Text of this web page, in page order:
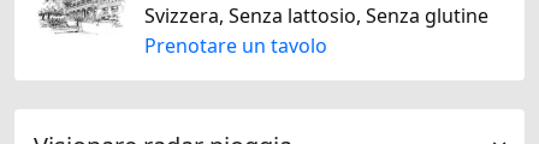
Svizzera, Senza lattosio, Senza glutine
Prenotare un tavolo